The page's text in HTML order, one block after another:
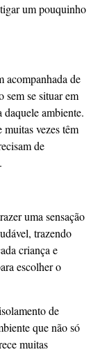
um pouquinho
acompanhada de
sem se situar em
ambiente.
vezes têm
de
uma sensação
trazendo
criança e
escolher o
de
que não só
muitas